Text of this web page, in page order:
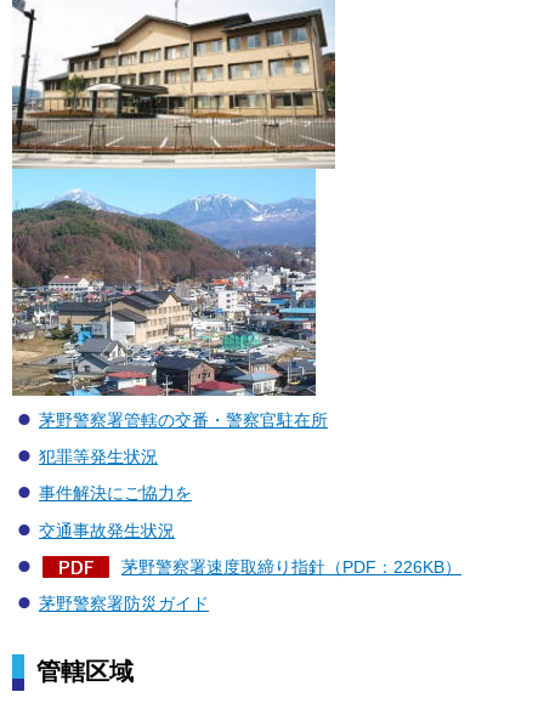
茅野警察署管轄の交番・警察官駐在所
犯罪等発生状況
事件解決にご協力を
交通事故発生状況
茅野警察署速度取締り指針（PDF：226KB）
茅野警察署防災ガイド
管轄区域